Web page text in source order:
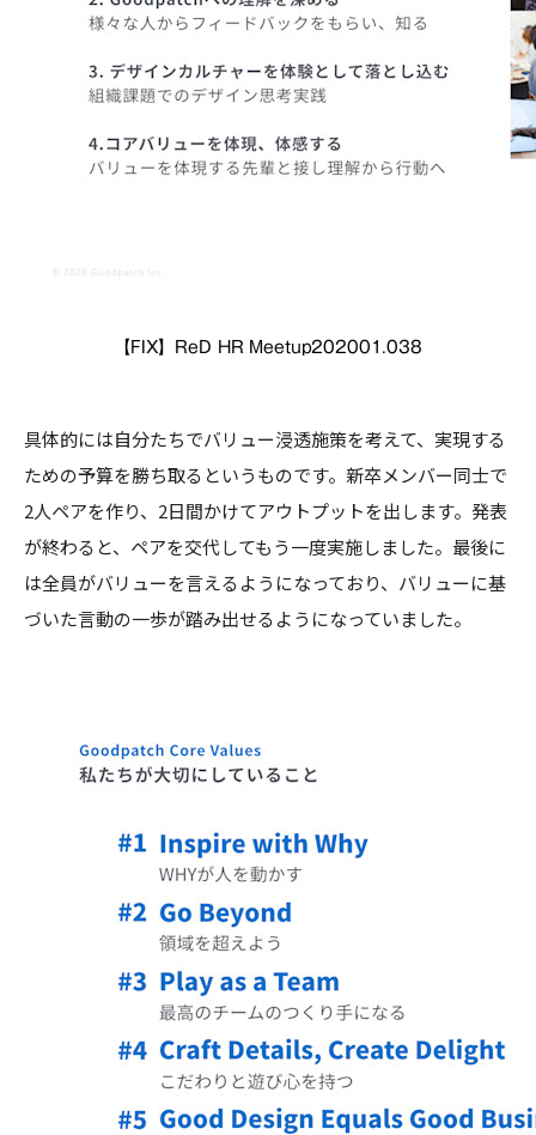
【FIX】ReD HR Meetup202001.038
具体的には自分たちでバリュー浸透施策を考えて、実現する
ための予算を勝ち取るというものです。新卒メンバー同士で
2人ペアを作り、2日間かけてアウトプットを出します。発表
が終わると、ペアを交代してもう一度実施しました。最後に
は全員がバリューを言えるようになっており、バリューに基
づいた言動の一歩が踏み出せるようになっていました。